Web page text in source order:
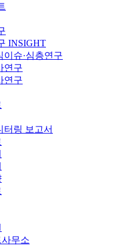
INSIGHT
이슈·심층연구
연구
연구
터링 보고서
무소